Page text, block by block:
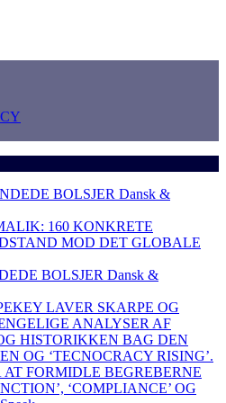
BOLSJER Dansk &
160 KONKRETE
MOD DET GLOBALE
BOLSJER Dansk &
LAVER SKARPE OG
ANALYSER AF
HISTORIKKEN BAG DEN
OG ‘TECNOCRACY RISING’.
FORMIDLE BEGREBERNE
‘COMPLIANCE’ OG